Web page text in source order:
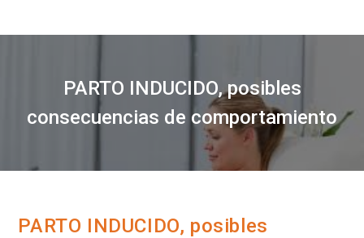
PARTO INDUCIDO, posibles
consecuencias de comportamiento
PARTO INDUCIDO, posibles